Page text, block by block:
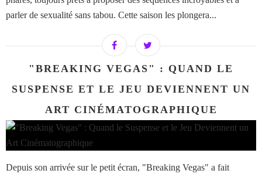
parler de sexualité sans tabou. Cette saison les plongera...
"BREAKING VEGAS" : QUAND LE
SUSPENSE ET LE JEU DEVIENNENT UN
ART CINÉMATOGRAPHIQUE
Depuis son arrivée sur le petit écran, "Breaking Vegas" a fait